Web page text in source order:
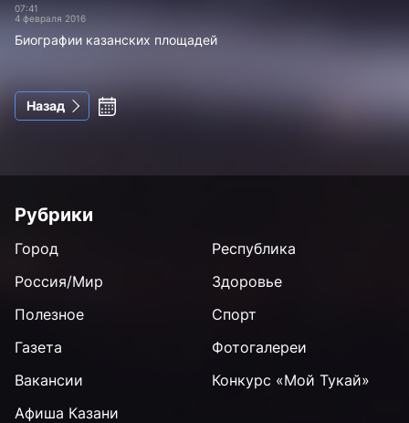
07:41
4 февраля 2016
Биографии казанских площадей
Назад
Рубрики
Город
Республика
Россия/Мир
Здоровье
Полезное
Спорт
Газета
Фотогалереи
Вакансии
Конкурс «Мой Тукай»
Афиша Казани